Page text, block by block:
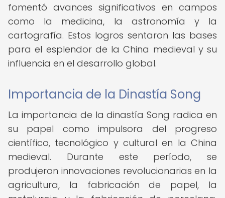
fomentó avances significativos en campos
como la medicina, la astronomía y la
cartografía. Estos logros sentaron las bases
para el esplendor de la China medieval y su
influencia en el desarrollo global.
Importancia de la Dinastía Song
La importancia de la dinastía Song radica en
su papel como impulsora del progreso
científico, tecnológico y cultural en la China
medieval. Durante este período, se
produjeron innovaciones revolucionarias en la
agricultura, la fabricación de papel, la